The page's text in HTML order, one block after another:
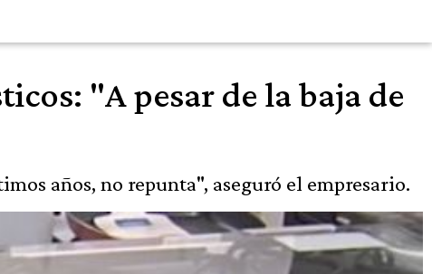
"A pesar de la baja de
años, no repunta", aseguró el empresario.